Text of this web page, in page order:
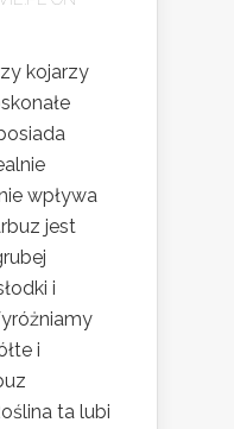
kojarzy
wpływa
jest
i
i
ta lubi